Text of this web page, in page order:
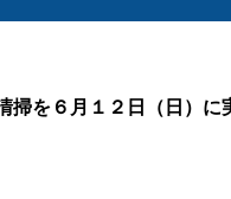
掃を６月１２日（日）